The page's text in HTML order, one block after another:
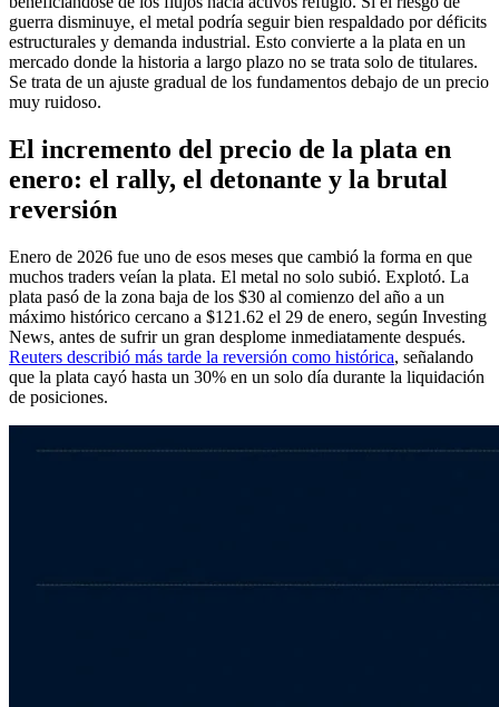
guerra disminuye, el metal podría seguir bien respaldado por déficits
estructurales y demanda industrial. Esto convierte a la plata en un
mercado donde la historia a largo plazo no se trata solo de titulares.
Se trata de un ajuste gradual de los fundamentos debajo de un precio
muy ruidoso.
El incremento del precio de la plata en
enero: el rally, el detonante y la brutal
reversión
Enero de 2026 fue uno de esos meses que cambió la forma en que
muchos traders veían la plata. El metal no solo subió. Explotó. La
plata pasó de la zona baja de los $30 al comienzo del año a un
máximo histórico cercano a $121.62 el 29 de enero, según Investing
News, antes de sufrir un gran desplome inmediatamente después.
Reuters describió más tarde la reversión como histórica, señalando
que la plata cayó hasta un 30% en un solo día durante la liquidación
de posiciones.